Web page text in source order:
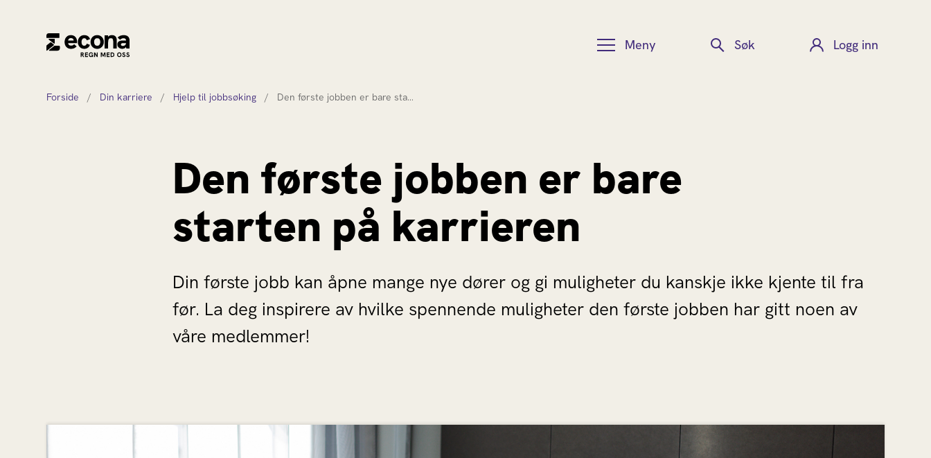
Meny Søk Logg inn
Forside / Din karriere / Hjelp til jobbsøking / Den første jobben er bare sta…
Den første jobben er bare
starten på karrieren
Din første jobb kan åpne mange nye dører og gi muligheter du kanskje ikke kjente til fra
før. La deg inspirere av hvilke spennende muligheter den første jobben har gitt noen av
våre medlemmer!